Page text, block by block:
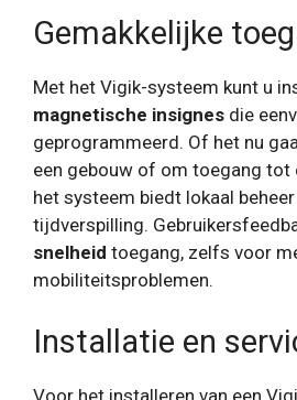
Gemakkelijke
Met het Vigik-systeem kunt u
magnetische insignes die
geprogrammeerd. Of het nu
een gebouw of om toegang tot
het systeem biedt lokaal
tijdverspilling.
snelheid toegang, zelfs voor
mobiliteitsproblemen.
Installatie en
Voor het installeren van een